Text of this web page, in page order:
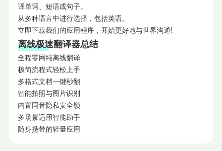
译单词、短语或句子。
从多种语言中进行选择，包括英语。
立即下载我们的应用程序，开始更好地与世界沟通!
离线极速翻译器总结
全程零网纯离线翻译
极简流程式轻松上手
多格式文档一键秒翻
智能拍照与图片识别
内置同音隐私安全锁
多场景适用智能助手
随身携带的轻量应用